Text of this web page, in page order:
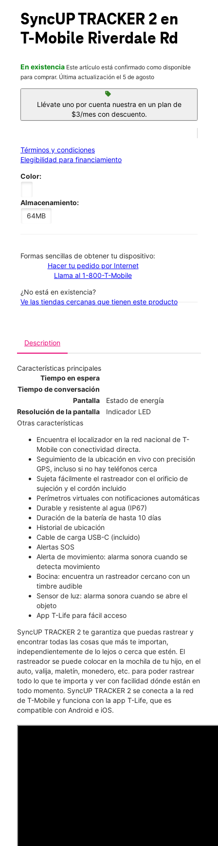
location_on
7087 Highway 85 Riverdale, GA 30274
SyncUP TRACKER 2 en
T-Mobile Riverdale Rd
En existencia Este artículo está confirmado como disponible
para comprar. Última actualización el 5 de agosto
sell
Llévate uno por cuenta nuestra en un plan de
$3/mes con descuento.
Términos y condiciones
Elegibilidad para financiamiento
Color:
Almacenamiento:
64MB
​​​​​​​Formas sencillas de obtener tu dispositivo:
Hacer tu pedido por Internet
Llama al 1-800-T-Mobile
¿No está en existencia?
Ve las tiendas cercanas que tienen este producto
Description
Características principales
Tiempo en espera
Tiempo de conversación
Pantalla
Estado de energía
Resolución de la pantalla
Indicador LED
Otras características
Encuentra el localizador en la red nacional de T-
Mobile con conectividad directa.
Seguimiento de la ubicación en vivo con precisión
GPS, incluso si no hay teléfonos cerca
Sujeta fácilmente el rastreador con el orificio de
sujeción y el cordón incluido
Perímetros virtuales con notificaciones automáticas
Durable y resistente al agua (IP67)
Duración de la batería de hasta 10 días
Historial de ubicación
Cable de carga USB-C (incluido)
Alertas SOS
Alerta de movimiento: alarma sonora cuando se
detecta movimiento
Bocina: encuentra un rastreador cercano con un
timbre audible
Sensor de luz: alarma sonora cuando se abre el
objeto
App T-Life para fácil acceso
SyncUP TRACKER 2 te garantiza que puedas rastrear y
encontrar todas las cosas que más te importan,
independientemente de lo lejos o cerca que estén. El
rastreador se puede colocar en la mochila de tu hijo, en el
auto, valija, maletín, monedero, etc. para poder rastrear
todo lo que te importa y ver con facilidad dónde están en
todo momento. SyncUP TRACKER 2 se conecta a la red
de T-Mobile y funciona con la app T-Life, que es
compatible con Android e iOS.